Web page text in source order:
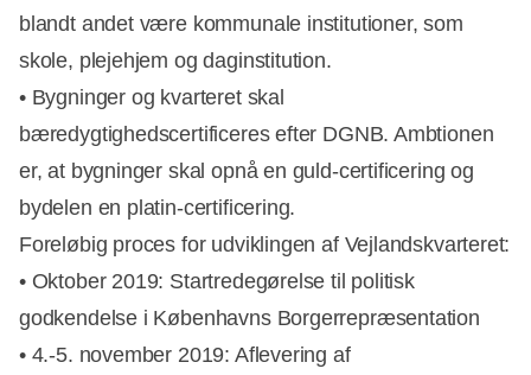
blandt andet være kommunale institutioner, som
skole, plejehjem og daginstitution.
• Bygninger og kvarteret skal
bæredygtighedscertificeres efter DGNB. Ambtionen
er, at bygninger skal opnå en guld-certificering og
bydelen en platin-certificering.
Foreløbig proces for udviklingen af Vejlandskvarteret:
• Oktober 2019: Startredegørelse til politisk
godkendelse i Københavns Borgerrepræsentation
• 4.-5. november 2019: Aflevering af